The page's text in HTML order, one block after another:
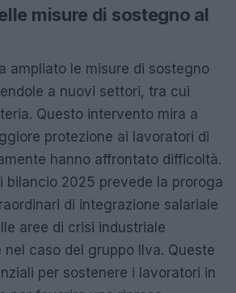
misure di sostegno al
ampliato le misure di sostegno
a nuovi settori, tra cui
Questo intervento mira a
protezione ai lavoratori di
hanno affrontato difficoltà.
bilancio 2025 prevede la proroga
di integrazione salariale
aree di crisi industriale
caso del gruppo Ilva. Queste
per sostenere i lavoratori in